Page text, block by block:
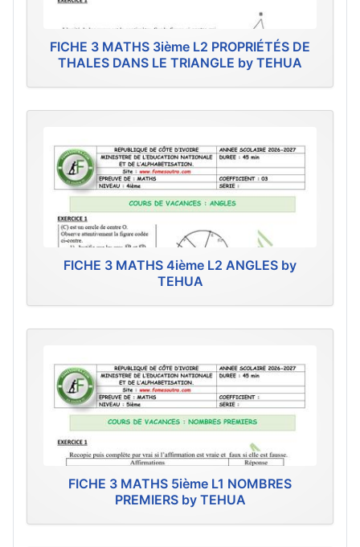
FICHE 3 MATHS 3ième L2 PROPRIÉTÉS DE
THALES DANS LE TRIANGLE by TEHUA
FICHE 3 MATHS 4ième L2 ANGLES by
TEHUA
FICHE 3 MATHS 5ième L1 NOMBRES
PREMIERS by TEHUA